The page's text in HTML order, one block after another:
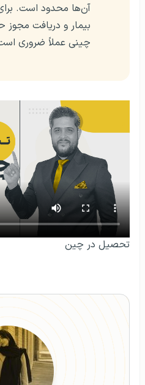
آن‌ها محدود است. برای
بیمار و دریافت مجوز
چینی عملاً ضروری
تحصیل در چین